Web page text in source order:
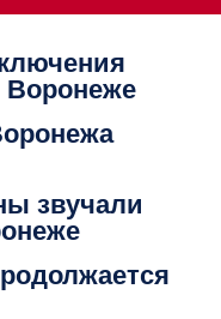
звучали